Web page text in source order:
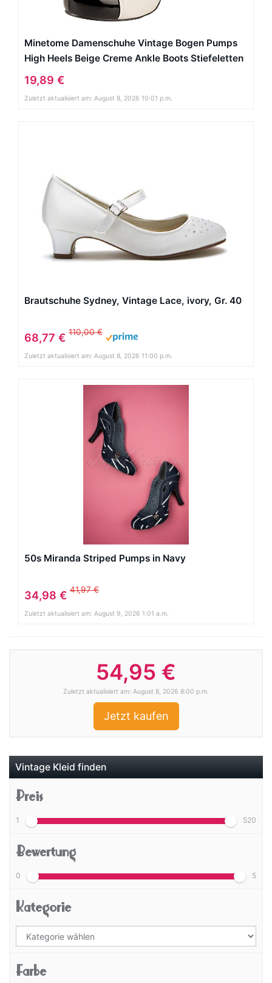
Minetome Damenschuhe Vintage Bogen Pumps
High Heels Beige Creme Ankle Boots Stiefeletten
Stilettosabsatz Winterstiefel ( EU 39 )
19,89 €
Zuletzt aktualisiert am: August 8, 2026 10:01 p.m.
Brautschuhe Sydney, Vintage Lace, ivory, Gr. 40
68,77 € 110,00 €
Zuletzt aktualisiert am: August 8, 2026 11:00 p.m.
50s Miranda Striped Pumps in Navy
34,98 € 41,97 €
Zuletzt aktualisiert am: August 9, 2026 1:01 a.m.
54,95 €
Zuletzt aktualisiert am: August 8, 2026 8:00 p.m.
Jetzt kaufen
Vintage Kleid finden
Preis
1 520
Bewertung
0 5
Kategorie
Farbe